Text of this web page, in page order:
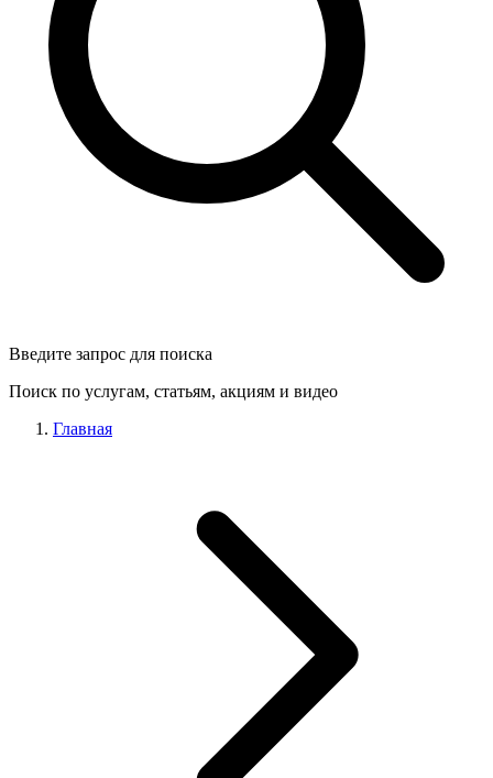
Введите запрос для поиска
Поиск по услугам, статьям, акциям и видео
Главная